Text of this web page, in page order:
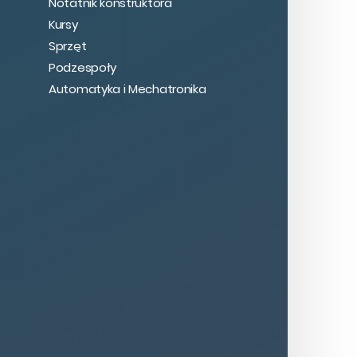
Kursy
Sprzęt
Podzespoły
Automatyka i Mechatronika